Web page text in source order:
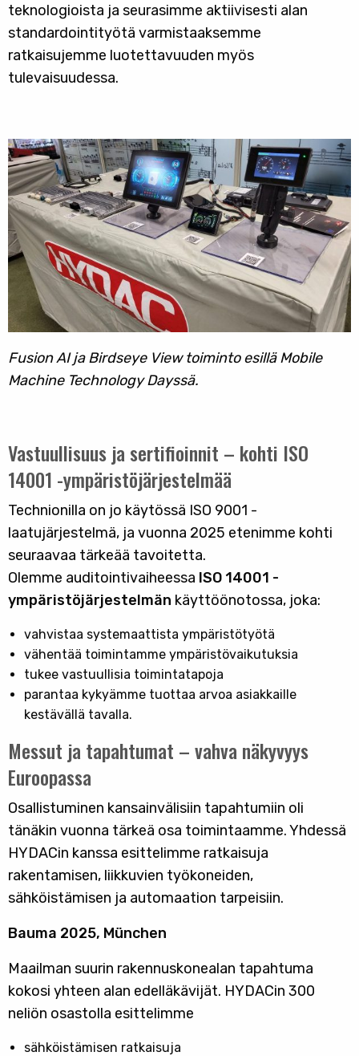
teknologioista ja seurasimme aktiivisesti alan
standardointityötä varmistaaksemme
ratkaisujemme luotettavuuden myös
tulevaisuudessa.
Fusion AI ja Birdseye View toiminto esillä Mobile
Machine Technology Dayssä.
Vastuullisuus ja sertifioinnit – kohti ISO
14001 -ympäristöjärjestelmää
Technionilla on jo käytössä ISO 9001 -
laatujärjestelmä, ja vuonna 2025 etenimme kohti
seuraavaa tärkeää tavoitetta.
Olemme auditointivaiheessa ISO 14001 -
ympäristöjärjestelmän käyttöönotossa, joka:
vahvistaa systemaattista ympäristötyötä
vähentää toimintamme ympäristövaikutuksia
tukee vastuullisia toimintatapoja
parantaa kykyämme tuottaa arvoa asiakkaille
kestävällä tavalla.
Messut ja tapahtumat – vahva näkyvyys
Euroopassa
Osallistuminen kansainvälisiin tapahtumiin oli
tänäkin vuonna tärkeä osa toimintaamme. Yhdessä
HYDACin kanssa esittelimme ratkaisuja
rakentamisen, liikkuvien työkoneiden,
sähköistämisen ja automaation tarpeisiin.
Bauma 2025, München
Maailman suurin rakennuskonealan tapahtuma
kokosi yhteen alan edelläkävijät. HYDACin 300
neliön osastolla esittelimme
sähköistämisen ratkaisuja